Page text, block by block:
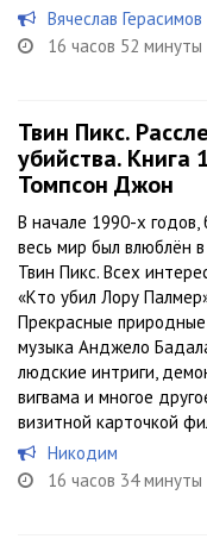
Вячеслав Герасимов
16 часов 52 минуты
Твин Пикс.
убийства. Книга
Томпсон Джон
В начале 1990-х годов,
весь мир был влюблён
Твин Пикс. Всех
«Кто убил Лору
Прекрасные
музыка Анджело
людские интриги,
вигвама и многое
визитной карточкой
Никодим
16 часов 34 минуты